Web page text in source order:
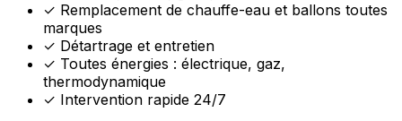
✓ Remplacement de chauffe-eau et ballons toutes
marques
✓ Détartrage et entretien
✓ Toutes énergies : électrique, gaz,
thermodynamique
✓ Intervention rapide 24/7